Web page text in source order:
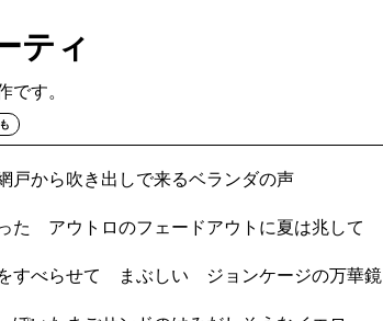
ティ
す。
から吹き出しで来るベランダの声
た アウトロのフェードアウトに夏は兆して
すべらせて まぶしい ジョンケージの万華鏡